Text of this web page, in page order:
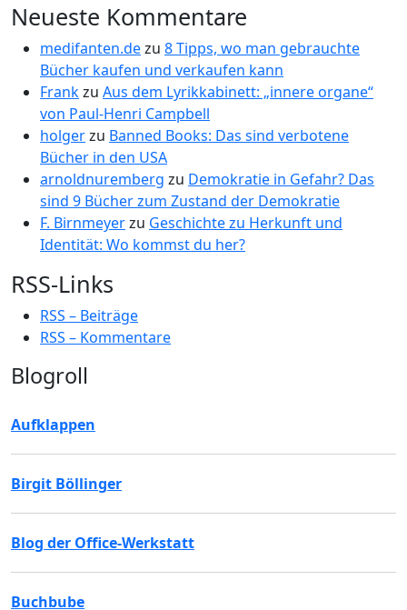
Neueste Kommentare
medifanten.dezu 8 Tipps, wo man gebrauchte
Bücher kaufen und verkaufen kann
Frankzu Aus dem Lyrikkabinett: „innere organe“
von Paul-Henri Campbell
holgerzu Banned Books: Das sind verbotene
Bücher in den USA
arnoldnuremberg zu Demokratie in Gefahr? Das
sind 9 Bücher zum Zustand der Demokratie
F. Birnmeyerzu Geschichte zu Herkunft und
Identität: Wo kommst du her?
RSS-Links
RSS – Beiträge
RSS – Kommentare
Blogroll
Aufklappen
Birgit Böllinger
Blog der Office-Werkstatt
Buchbube